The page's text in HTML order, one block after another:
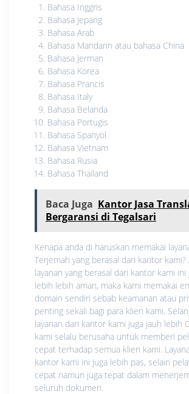
Bahasa Inggris
Bahasa Jepang
Bahasa Arab
Bahasa Mandarin atau bahasa China
Bahasa Jerman
Bahasa Korea
Bahasa Prancis
Bahasa Italy
Bahasa Belanda
Bahasa Portugis
Bahasa Spanyol
Bahasa Vietnam
Bahasa Rusia
Bahasa Thailand
Baca Juga Kantor Jasa
Bergaransi di Tegalsari
Kenapa anda di haruskan memakai
Terjemah yang berasal dari kantor kami?
layanan yang berasal dari kantor kami ini
lebih lebih aman, maka kami memakai
domain sendiri sebab keamanan atau
penting sekali bagi para klien kami.
layanan dari kantor kami juga jauh lebih
kami selalu berusaha untuk memberi
cepat terhadap semua klien kami.
kantor kami ini juga lebih pas, selain
cepat namun juga tepat dalam
seluruh dokumen.